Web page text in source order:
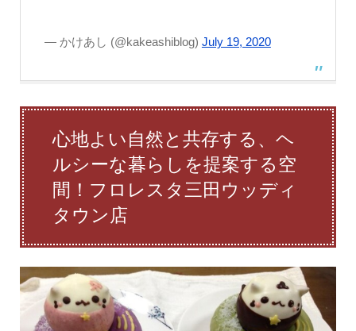
— かけあし (@kakeashiblog) July 19, 2020
心地よい自然と共存する、ヘ
ルシーな暮らしを提案する空
間！フロレスタ三田ウッディ
タウン店